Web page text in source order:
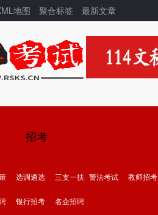
地图 聚合标签 最新文章
招考
选调遴选 三支一扶 警法考试 教师招考
银行招考 名企招聘